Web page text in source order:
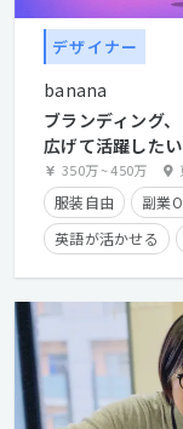
デザイナー
banana
ブランディング
広げて活躍した
350万~450万
服装自由 副業
英語が活かせる